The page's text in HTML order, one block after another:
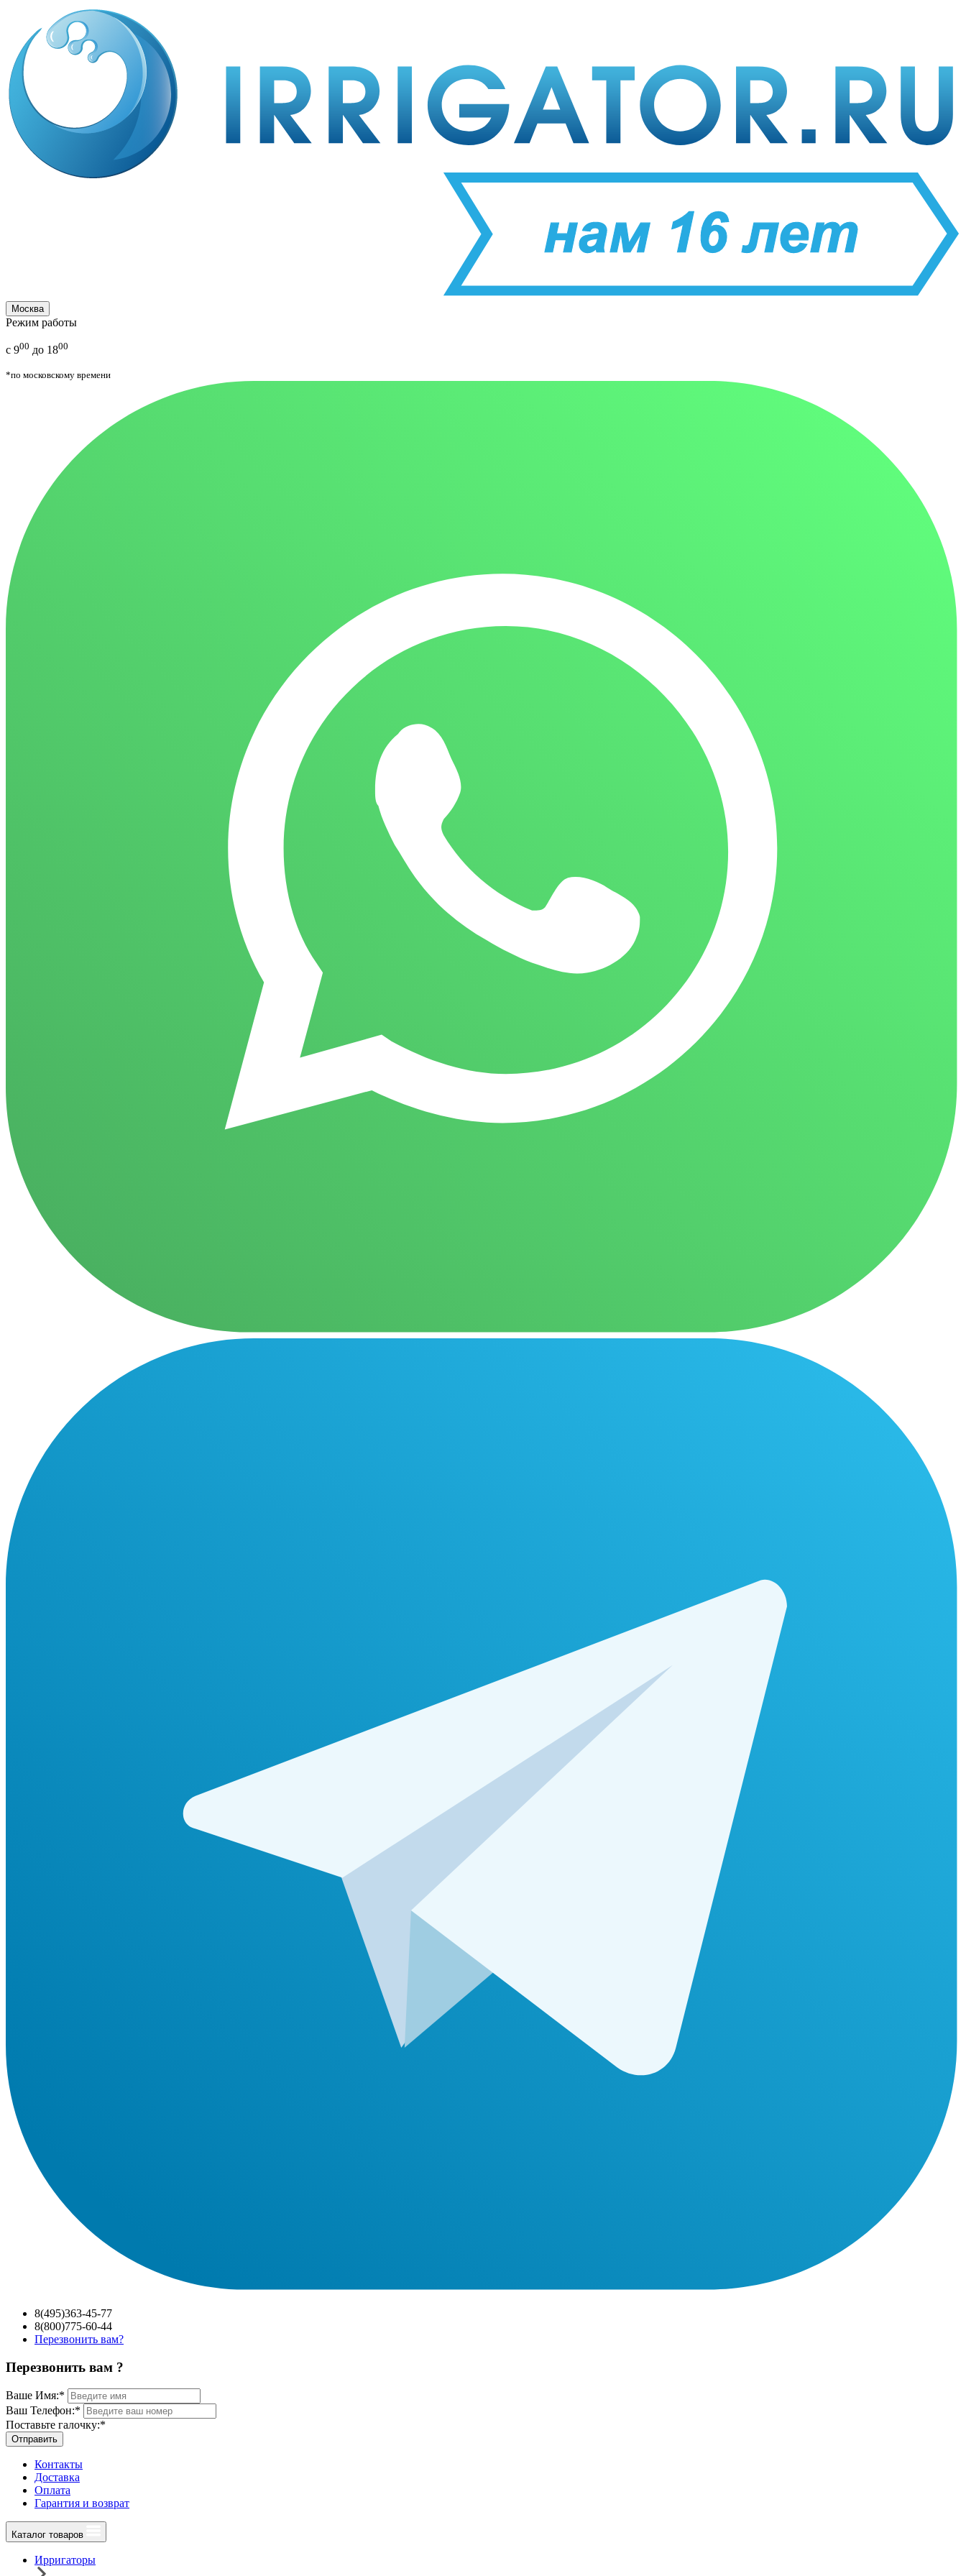
Москва
Режим работы
с 900 до 1800
*по московскому времени
8(495)363-45-77
8(800)775-60-44
Перезвонить вам?
Перезвонить вам ?
Ваше Имя:*
Ваш Телефон:*
Поставьте галочку:*
Отправить
Контакты
Доставка
Оплата
Гарантия и возврат
Каталог товаров
Ирригаторы